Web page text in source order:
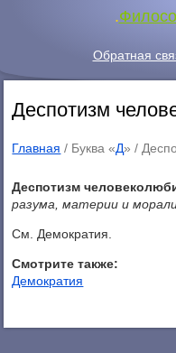
.
Обратная
Деспотизм
Главная / Буква «Д» /
Деспотизм
разума, материи и
См. Демократия.
Смотрите также:
Демократия